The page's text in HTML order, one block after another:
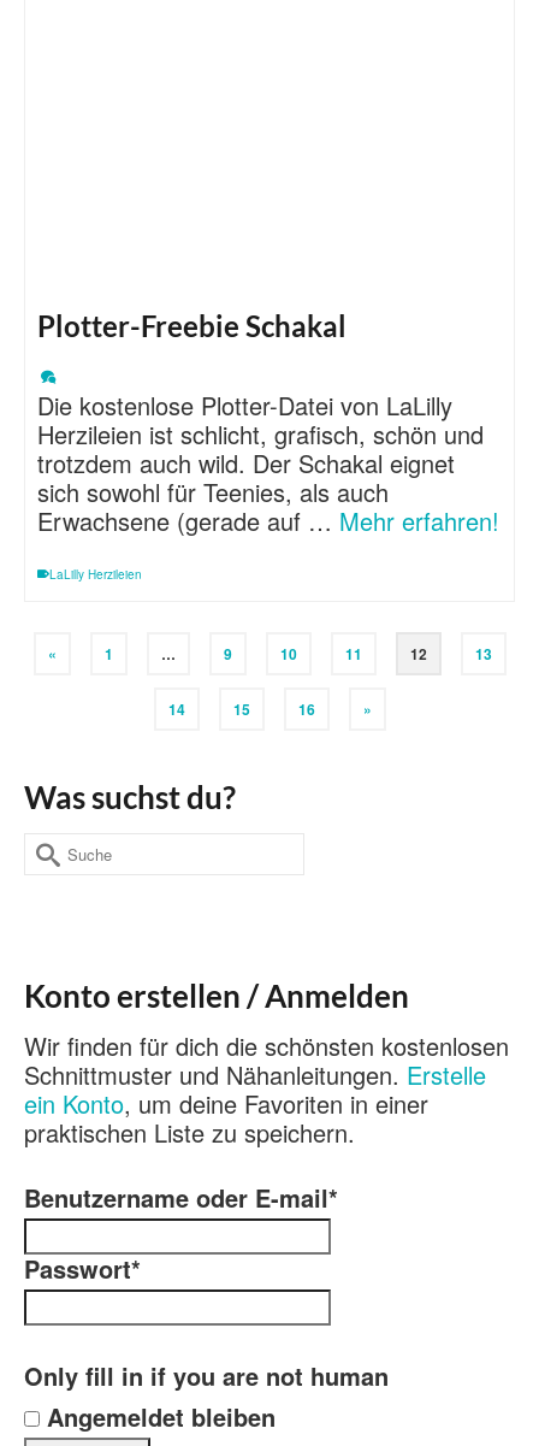
Plotter-Freebie Schakal
Die kostenlose Plotter-Datei von LaLilly
Herzileien ist schlicht, grafisch, schön und
trotzdem auch wild. Der Schakal eignet
sich sowohl für Teenies, als auch
Erwachsene (gerade auf … Mehr erfahren!
LaLilly Herzileien
« 1 … 9 10 11 12 13
14 15 16 »
Was suchst du?
Suche
nach:
Konto erstellen / Anmelden
Wir finden für dich die schönsten kostenlosen
Schnittmuster und Nähanleitungen. Erstelle
ein Konto, um deine Favoriten in einer
praktischen Liste zu speichern.
Benutzername oder E-mail*
Passwort*
Only fill in if you are not human
Angemeldet bleiben